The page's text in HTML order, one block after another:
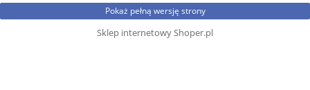
Pokaż pełną wersję strony
Sklep internetowy Shoper.pl